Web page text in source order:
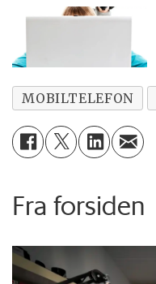
MOBILTELEFON
Fra forsiden